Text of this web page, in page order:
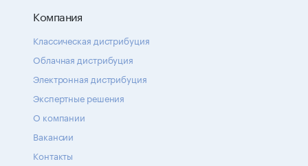
Компания
Классическая дистрибуция
Облачная дистрибуция
Электронная дистрибуция
Экспертные решения
О компании
Вакансии
Контакты